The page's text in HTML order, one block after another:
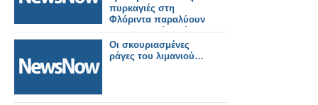
πυρκαγιές στη
Φλόριντα παραλύουν
την υπηρεσία τρένων
της Amtrak.
Οι σκουριασμένες
ράγες του λιμανιού…